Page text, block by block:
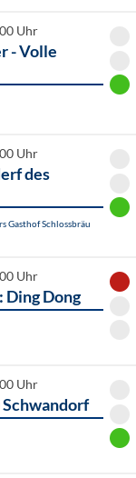
Uhr
- Volle
Uhr
des
Gasthof Schlossbräu
Uhr
Ding Dong
Uhr